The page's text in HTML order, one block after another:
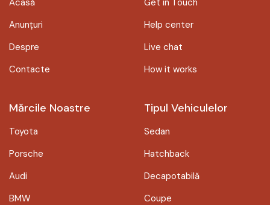
Anunțuri
Despre
Contacte
Help center
Live chat
How it works
Mărcile Noastre
Toyota
Porsche
Audi
BMW
Tipul Vehiculelor
Sedan
Hatchback
Decapotabilă
Coupe